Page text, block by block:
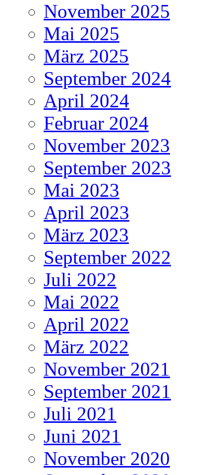
November 2025
Mai 2025
März 2025
September 2024
April 2024
Februar 2024
November 2023
September 2023
Mai 2023
April 2023
März 2023
September 2022
Juli 2022
Mai 2022
April 2022
März 2022
November 2021
September 2021
Juli 2021
Juni 2021
November 2020